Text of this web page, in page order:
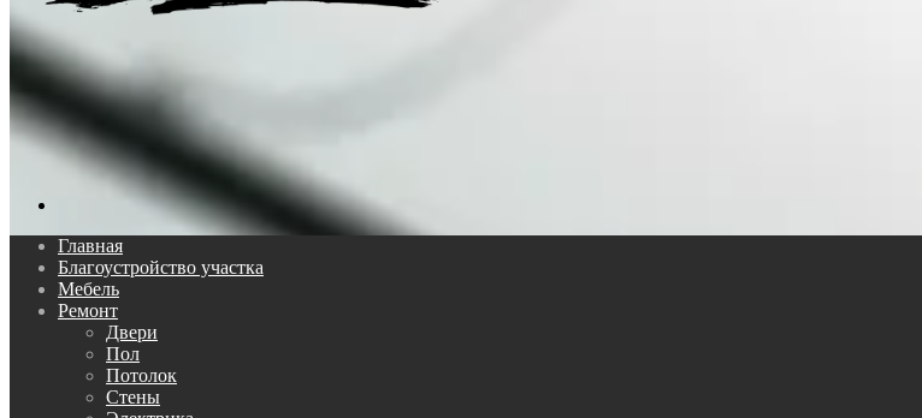
Главная
Благоустройство участка
Мебель
Ремонт
Двери
Пол
Потолок
Стены